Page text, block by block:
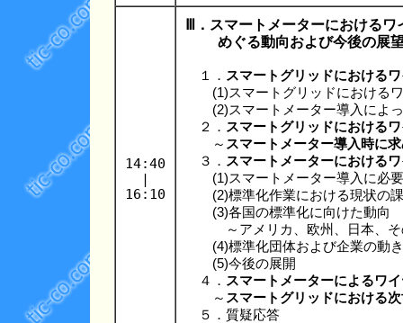
14:40
|
16:10
Ⅲ．スマートメーターにおける
めぐる動向および今後の展
１． スマートグリッドにおける
(1)スマートグリッドにおけるワ
(2)スマートメーター導入によっ
２． スマートグリッドにおける
～ スマートメーター導入時に
３． スマートメーターにおける
(1)スマートメーター導入に必要
(2)標準化作業における現状の
(3)各国の標準化に向けた動向
～アメリカ、欧州、日本、そ
(4)標準化団体および企業の動き
(5)今後の展開
４． スマートメーターによるワ
～ スマートグリッドにおける
５．質疑応答